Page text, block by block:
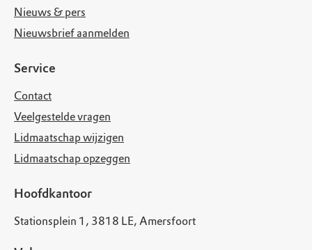
Nieuws & pers
Nieuwsbrief aanmelden
Service
Contact
Veelgestelde vragen
Lidmaatschap wijzigen
Lidmaatschap opzeggen
Hoofdkantoor
Stationsplein 1, 3818 LE, Amersfoort